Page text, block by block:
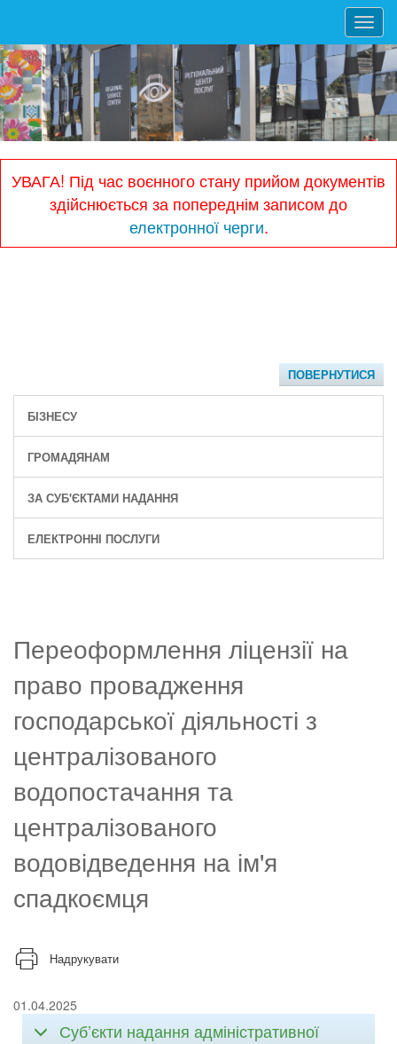
УВАГА! Під час воєнного стану прийом документів
здійснюється за попереднім записом до
електронної черги.
ПОВЕРНУТИСЯ
БІЗНЕСУ
ГРОМАДЯНАМ
ЗА СУБ'ЄКТАМИ НАДАННЯ
ЕЛЕКТРОННІ ПОСЛУГИ
Переоформлення ліцензії на
право провадження
господарської діяльності з
централізованого
водопостачання та
централізованого
водовідведення на ім'я
спадкоємця
Надрукувати
01.04.2025
Суб’єкти надання адміністративної